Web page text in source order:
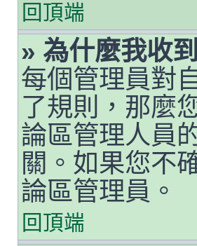
回頂端
» 為什麼我收
每個管理員對
了規則，那麼
論區管理人員
關。如果您不
論區管理員。
回頂端